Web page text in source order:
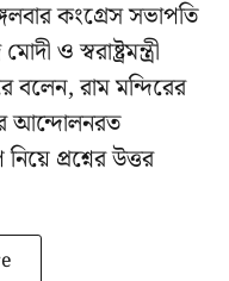
কংগ্রেস সভাপতি
ও স্বরাষ্ট্রমন্ত্রী
রাম মন্দিরের
আন্দোলনরত
প্রশ্নের উত্তর